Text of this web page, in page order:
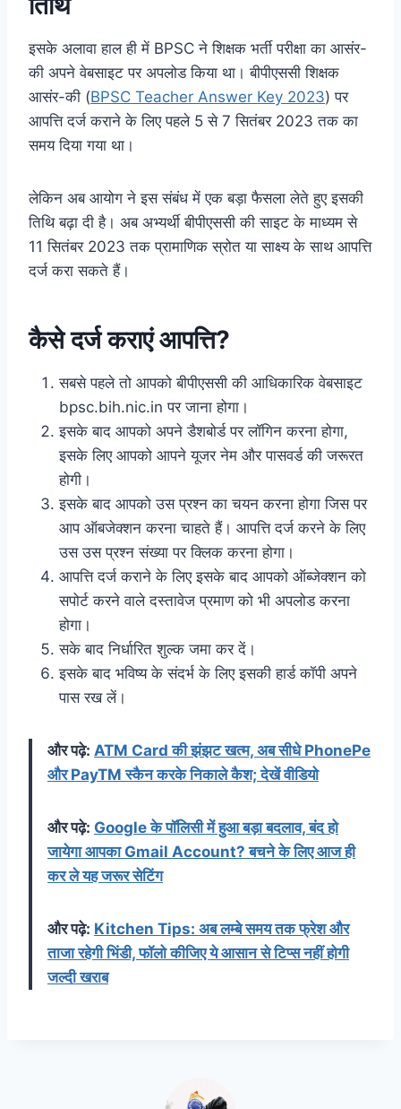
इसके अलावा हाल ही में BPSC ने शिक्षक भर्ती परीक्षा का आसंर-
की अपने वेबसाइट पर अपलोड किया था। बीपीएससी शिक्षक
आसंर-की (BPSC Teacher Answer Key 2023) पर
आपत्ति दर्ज कराने के लिए पहले 5 से 7 सितंबर 2023 तक का
समय दिया गया था।
लेकिन अब आयोग ने इस संबंध में एक बड़ा फैसला लेते हुए इसकी
तिथि बढ़ा दी है। अब अभ्यर्थी बीपीएससी की साइट के माध्यम से
11 सितंबर 2023 तक प्रामाणिक स्रोत या साक्ष्य के साथ आपत्ति
दर्ज करा सकते हैं।
कैसे दर्ज कराएं आपत्ति?
सबसे पहले तो आपको बीपीएससी की आधिकारिक वेबसाइट
bpsc.bih.nic.in पर जाना होगा।
इसके बाद आपको अपने डैशबोर्ड पर लॉगिन करना होगा,
इसके लिए आपको आपने यूजर नेम और पासवर्ड की जरूरत
होगी।
इसके बाद आपको उस प्रश्न का चयन करना होगा जिस पर
आप ऑबजेक्शन करना चाहते हैं। आपत्ति दर्ज करने के लिए
उस उस प्रश्न संख्या पर क्लिक करना होगा।
आपत्ति दर्ज कराने के लिए इसके बाद आपको ऑब्जेक्शन को
सपोर्ट करने वाले दस्तावेज प्रमाण को भी अपलोड करना
होगा।
सके बाद निर्धारित शुल्क जमा कर दें।
इसके बाद भविष्य के संदर्भ के लिए इसकी हार्ड कॉपी अपने
पास रख लें।
और पढ़े: ATM Card की झंझट खत्म, अब सीधे PhonePe
और PayTM स्कैन करके निकाले कैश; देखें वीडियो
और पढ़े: Google के पॉलिसी में हुआ बड़ा बदलाव, बंद हो
जायेगा आपका Gmail Account? बचने के लिए आज ही
कर ले यह जरूर सेटिंग
और पढ़े: Kitchen Tips: अब लम्बे समय तक फ्रेश और
ताजा रहेगी भिंडी, फॉलो कीजिए ये आसान से टिप्स नहीं होगी
जल्दी खराब